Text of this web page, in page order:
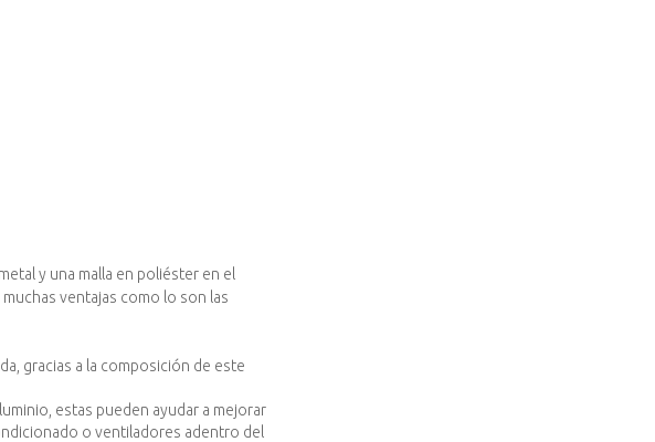
y una malla en poliéster en el
ventajas como lo son las
gracias a la composición de este
estas pueden ayudar a mejorar
o ventiladores adentro del